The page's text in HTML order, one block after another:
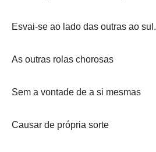
Esvai-se ao lado das outras ao sul.
As outras rolas chorosas
Sem a vontade de a si mesmas
Causar de própria sorte